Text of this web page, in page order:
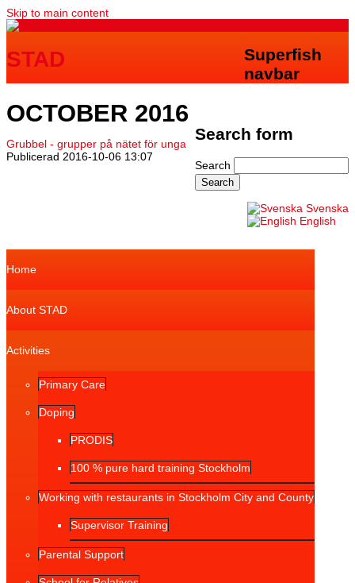
Skip to main content
STAD
Search form
Search
Svenska
English
Superfish
navbar
Home
About STAD
Activities
Primary Care
Doping
PRODIS
100 % pure hard training Stockholm
Working with restaurants in Stockholm City and County
Supervisor Training
Parental Support
OCTOBER 2016
Grubbel - grupper på nätet för unga
Publicerad 2016-10-06 13:07